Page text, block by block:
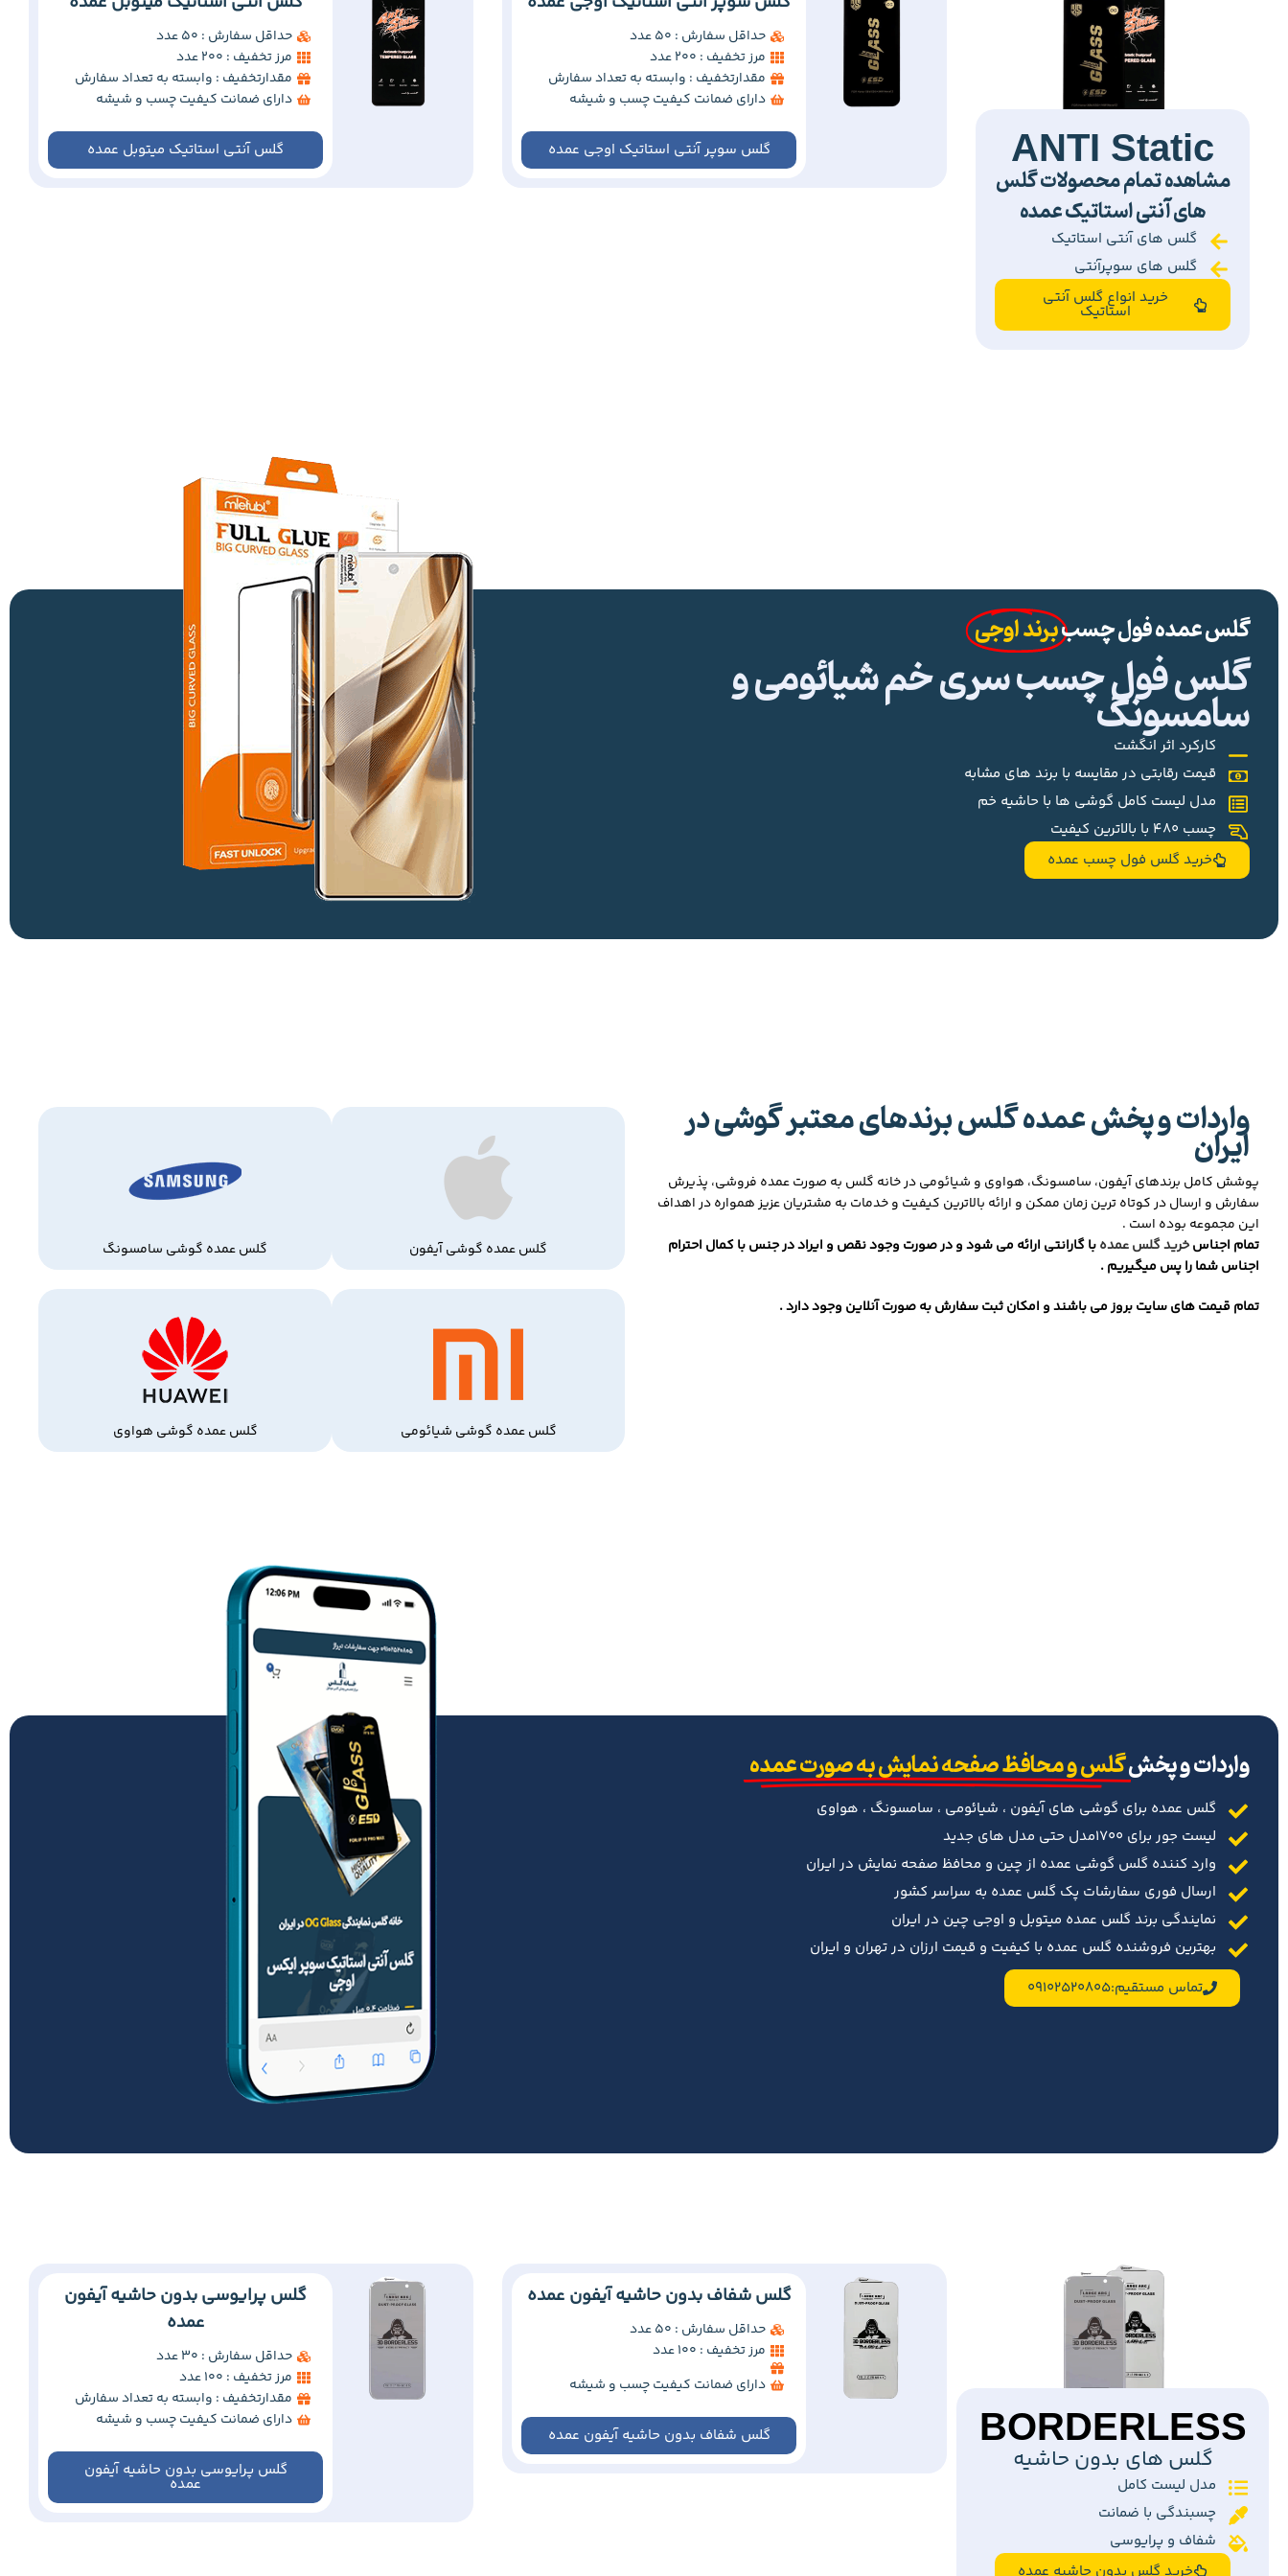
ANTI Static
مشاهده تمام محصولات گلس
های آنتی استاتیک عمده
گلس های آنتی استاتیک
گلس های سوپرآنتی
خرید انواع گلس آنتی
استاتیک
حداقل سفارش : 50 عدد
مرز تخفیف : 200 عدد
مقدارتخفیف : وابسته به تعداد سفارش
دارای ضمانت کیفیت چسب و شیشه
گلس سوپر آنتی استاتیک اوجی عمده
حداقل سفارش : 50 عدد
مرز تخفیف : 200 عدد
مقدارتخفیف : وابسته به تعداد سفارش
دارای ضمانت کیفیت چسب و شیشه
گلس آنتی استاتیک میتوبل عمده
گلس عمده فول چسببرند اوجی
گلس فول چسب سری خم شیائومی و
سامسونگ
کارکرد اثر انگشت
قیمت رقابتی در مقایسه با برند های مشابه
مدل لیست کامل گوشی ها با حاشیه خم
چسب 480 با بالاترین کیفیت
خرید گلس فول چسب عمده
واردات و پخش عمده گلس برندهای معتبر گوشی در
ایران
پوشش کامل برندهای آیفون، سامسونگ، هواوی و شیائومی در خانه گلس به صورت عمده فروشی، پذیرش
سفارش و ارسال در کوتاه ترین زمان ممکن و ارائه بالاترین کیفیت و خدمات به مشتریان عزیز همواره در اهداف
این مجموعه بوده است .
تمام اجناسخرید گلس عمدهبا گارانتی ارائه می شود و در صورت وجود نقص و ایراد در جنس با کمال احترام
اجناس شما را پس میگیریم .
تمام قیمت های سایت بروز می باشند و امکان ثبت سفارش به صورت آنلاین وجود دارد .
گلس عمده گوشی آیفون گلس عمده گوشی سامسونگ
گلس عمده گوشی شیائومی گلس عمده گوشی هواوی
‌واردات و پخشگلس و محافظ صفحه نمایش به صورت عمده
گلس عمده برای گوشی های آیفون ، شیائومی ، سامسونگ ، هواوی
لیست جور برای 1700مدل حتی مدل های جدید
وارد کننده گلس گوشی عمده از چین و محافظ صفحه نمایش در ایران
ارسال فوری سفارشات پک گلس عمده به سراسر کشور
نمایندگی برند گلس عمده میتوبل و اوجی چین در ایران
بهترین فروشنده گلس عمده با کیفیت و قیمت ارزان در تهران و ایران
تماس مستقیم:09102520805
BORDERLESS
گلس های بدون حاشیه
مدل لیست کامل
چسبندگی با ضمانت
شفاف و پرایوسی
گلس شفاف بدون حاشیه آیفون عمده
حداقل سفارش : 50 عدد
مرز تخفیف : 100 عدد
دارای ضمانت کیفیت چسب و شیشه
گلس شفاف بدون حاشیه آیفون عمده
گلس پرایوسی بدون حاشیه آیفون
عمده
حداقل سفارش : 30 عدد
مرز تخفیف : 100 عدد
مقدارتخفیف : وابسته به تعداد سفارش
دارای ضمانت کیفیت چسب و شیشه
گلس پرایوسی بدون حاشیه آیفون
عمده